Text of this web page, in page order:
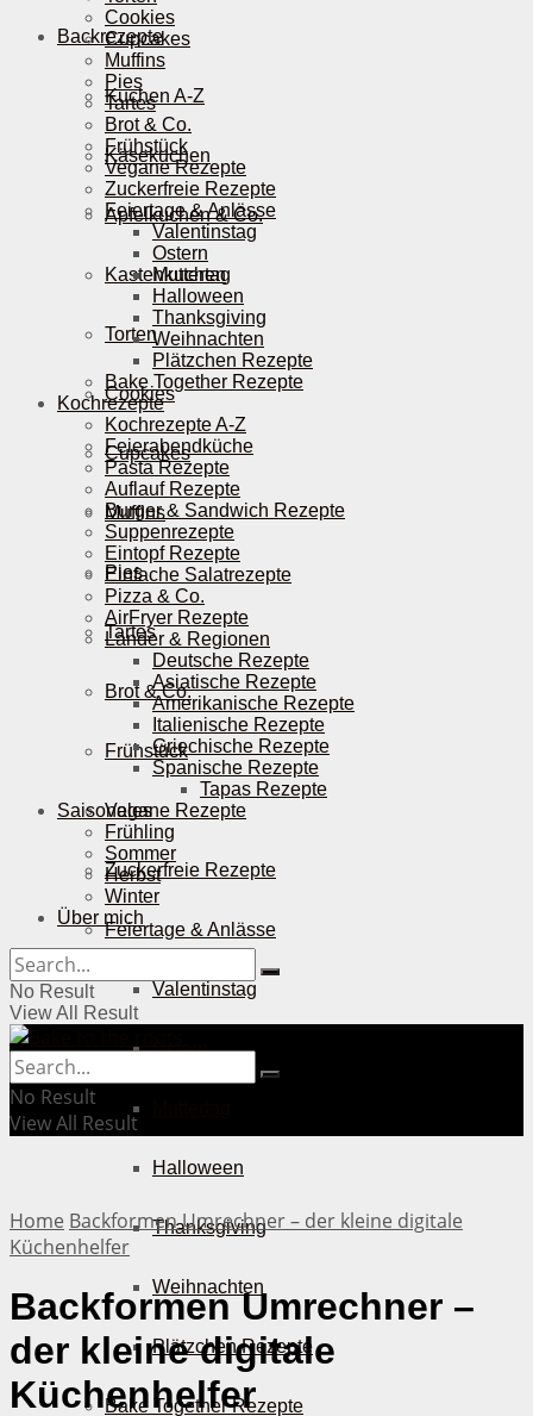
Backrezepte
Kuchen A-Z
Käsekuchen
Apfelkuchen & Co.
Kastenkuchen
Torten
Cookies
Cupcakes
Muffins
Pies
Tartes
Brot & Co.
Frühstück
Vegane Rezepte
Zuckerfreie Rezepte
Feiertage & Anlässe
Valentinstag
Ostern
Halloween
Thanksgiving
Weihnachten
Plätzchen Rezepte
Bake Together Rezepte
Cookies
Cupcakes
Muffins
Pies
Tartes
Brot & Co.
Frühstück
Vegane Rezepte
Zuckerfreie Rezepte
Feiertage & Anlässe
Valentinstag
Ostern
Muttertag
Halloween
Thanksgiving
Weihnachten
Plätzchen Rezepte
Bake Together Rezepte
Kochrezepte
Kochrezepte A-Z
Feierabendküche
Pasta Rezepte
Auflauf Rezepte
Burger & Sandwich Rezepte
Suppenrezepte
Eintopf Rezepte
Einfache Salatrezepte
Pizza & Co.
AirFryer Rezepte
Länder & Regionen
Deutsche Rezepte
Asiatische Rezepte
Amerikanische Rezepte
Italienische Rezepte
Griechische Rezepte
Spanische Rezepte
Tapas Rezepte
Saisonales
Frühling
Sommer
Herbst
Winter
Über mich
No Result
View All Result
No Result
View All Result
Home Backformen Umrechner – der kleine digitale
Küchenhelfer
Backformen Umrechner –
der kleine digitale
Küchenhelfer